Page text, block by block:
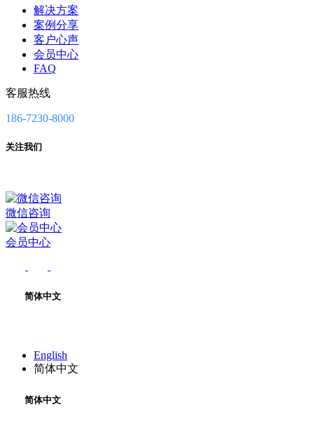
解决方案
案例分享
客户心声
会员中心
FAQ
客服热线
186-7230-8000
关注我们
微信咨询
会员中心
简体中文
English
简体中文
简体中文